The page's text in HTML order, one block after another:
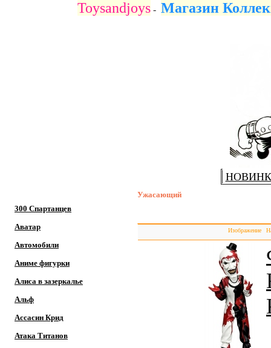
Toysandjoys - Магазин
300 Спартанцев
Аватар
Автомобили
Аниме фигурки
Алиса в зазеркалье
Альф
Ассасин Крид
Атака Титанов
Ужасающий
Изображение